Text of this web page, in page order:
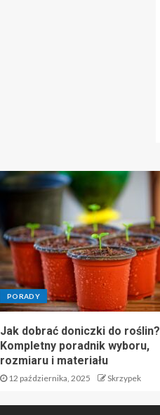
PORADY
Jak dobrać doniczki do roślin?
Kompletny poradnik wyboru,
rozmiaru i materiału
12 października, 2025 Skrzypek